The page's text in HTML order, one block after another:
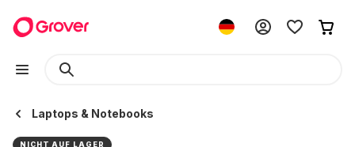
Laptops & Notebooks
NICHT AUF LAGER